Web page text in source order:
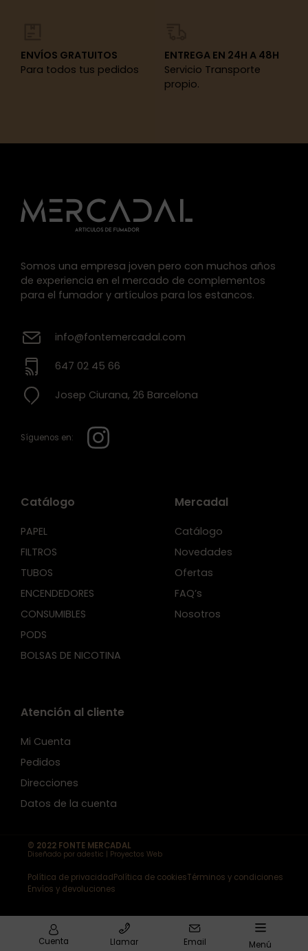
ENVÍOS GRATUITOS
Para todos tus pedidos
ENTREGA EN 24H A 48H
Servicio Transporte
propio.
Somos una empresa joven pero con muchos años
de experiencia en el mercado de complementos
para el fumador y artículos para los estancos.
info@fontemercadal.com
647 02 45 66
Josep Ciurana, 26 Barcelona
Síguenos en:
Catálogo
PAPEL
FILTROS
TUBOS
ENCENDEDORES
CONSUMIBLES
PODS
BOLSAS DE NICOTINA
Mercadal
Catálogo
Novedades
Ofertas
FAQ’s
Nosotros
Atención al cliente
Mi Cuenta
Pedidos
Direcciones
Datos de la cuenta
© 2022 FONTE MERCADAL
Diseñado por adestic | Proyectos Web
Política de privacidadPolítica de cookiesTérminos y condiciones
Envíos y devoluciones
Cuenta Llamar Email Menú